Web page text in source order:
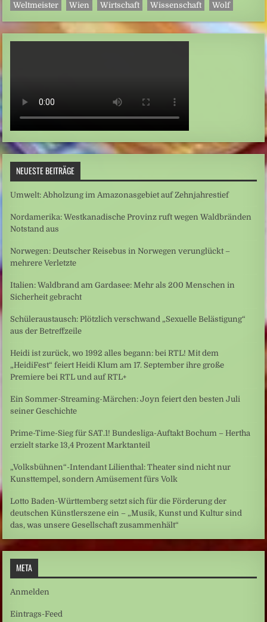
Weltmeister
Wien Wirtschaft Wissenschaft Wolf
NEUESTE BEITRÄGE
Umwelt: Abholzung im Amazonasgebiet auf Zehnjahrestief
Nordamerika: Westkanadische Provinz ruft wegen Waldbränden
Notstand aus
Norwegen: Deutscher Reisebus in Norwegen verunglückt –
mehrere Verletzte
Italien: Waldbrand am Gardasee: Mehr als 200 Menschen in
Sicherheit gebracht
Schüleraustausch: Plötzlich verschwand „Sexuelle Belästigung“
aus der Betreffzeile
Heidi ist zurück, wo 1992 alles begann: bei RTL! Mit dem
„HeidiFest“ feiert Heidi Klum am 17. September ihre große
Premiere bei RTL und auf RTL+
Ein Sommer-Streaming-Märchen: Joyn feiert den besten Juli
seiner Geschichte
Prime-Time-Sieg für SAT.1! Bundesliga-Auftakt Bochum – Hertha
erzielt starke 13,4 Prozent Marktanteil
„Volksbühnen“-Intendant Lilienthal: Theater sind nicht nur
Kunsttempel, sondern Amüsement fürs Volk
Lotto Baden-Württemberg setzt sich für die Förderung der
deutschen Künstlerszene ein – „Musik, Kunst und Kultur sind
das, was unsere Gesellschaft zusammenhält“
META
Anmelden
Eintrags-Feed